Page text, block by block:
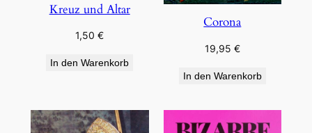
Kreuz und Altar
1,50€
In den Warenkorb
Corona
19,95 €
In den Warenkorb